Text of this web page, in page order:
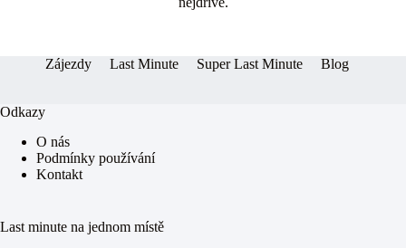
ok ng
Zájezdy Last Minute Super Last Minute Blog
Odkazy
O nás
Podmínky používání
Kontakt
Last minute na jednom místě